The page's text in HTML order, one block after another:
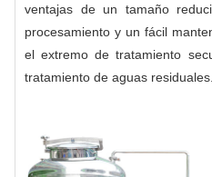
ventajas de un tamaño
procesamiento y un fácil
el extremo de tratamiento
tratamiento de aguas residuales.